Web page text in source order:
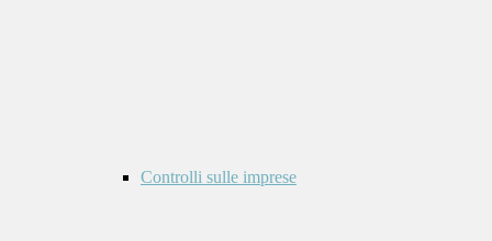
Controlli sulle imprese